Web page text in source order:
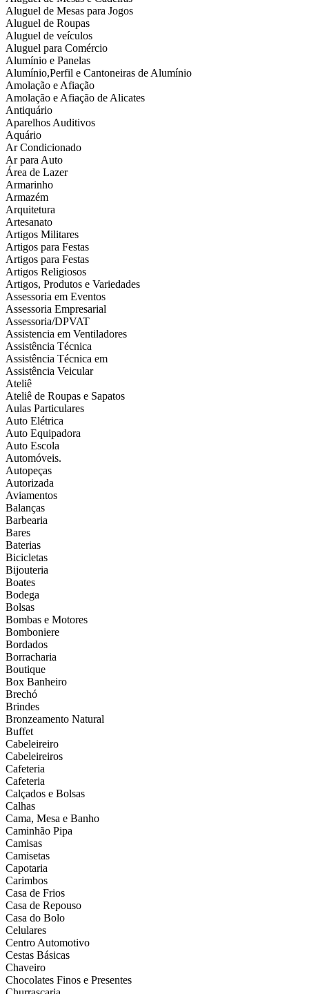
Aluguel de Mesas para Jogos
Aluguel de Roupas
Aluguel de veículos
Aluguel para Comércio
Alumínio e Panelas
Alumínio,Perfil e Cantoneiras de Alumínio
Amolação e Afiação
Amolação e Afiação de Alicates
Antiquário
Aparelhos Auditivos
Aquário
Ar Condicionado
Ar para Auto
Área de Lazer
Armarinho
Armazém
Arquitetura
Artesanato
Artigos Militares
Artigos para Festas
Artigos para Festas
Artigos Religiosos
Artigos, Produtos e Variedades
Assessoria em Eventos
Assessoria Empresarial
Assessoria/DPVAT
Assistencia em Ventiladores
Assistência Técnica
Assistência Técnica em
Assistência Veicular
Ateliê
Ateliê de Roupas e Sapatos
Aulas Particulares
Auto Elétrica
Auto Equipadora
Auto Escola
Automóveis.
Autopeças
Autorizada
Aviamentos
Balanças
Barbearia
Bares
Baterias
Bicicletas
Bijouteria
Boates
Bodega
Bolsas
Bombas e Motores
Bomboniere
Bordados
Borracharia
Boutique
Box Banheiro
Brechó
Brindes
Bronzeamento Natural
Buffet
Cabeleireiro
Cabeleireiros
Cafeteria
Cafeteria
Calçados e Bolsas
Calhas
Cama, Mesa e Banho
Caminhão Pipa
Camisas
Camisetas
Capotaria
Carimbos
Casa de Frios
Casa de Repouso
Casa do Bolo
Celulares
Centro Automotivo
Cestas Básicas
Chaveiro
Chocolates Finos e Presentes